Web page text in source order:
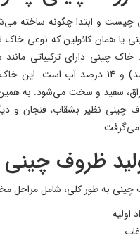
چیست و ابتدا چگونه ساخته
یا همان کائولین که نوعی
آلومینیوم (14درصد) و 14 درصد آب
سفید و سخت می‌شود. به
چینی نظیر بشقاب، فنجان و
می‌گرفت.
ظروف چینی
چینی به طور کلی، شامل مراحل
اولیه